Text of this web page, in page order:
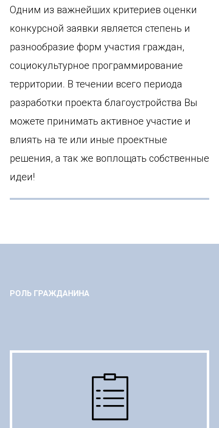
Одним из важнейших критериев оценки
конкурсной заявки является степень и
разнообразие форм участия граждан,
социокультурное программирование
территории. В течении всего периода
разработки проекта благоустройства Вы
можете принимать активное участие и
влиять на те или иные проектные
решения, а так же воплощать собственные
идеи!
РОЛЬ ГРАЖДАНИНА